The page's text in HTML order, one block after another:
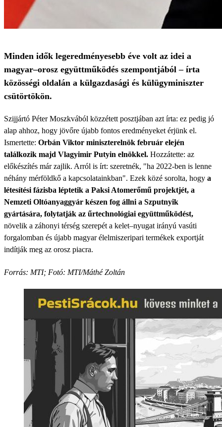
Minden idők legeredményesebb éve volt az idei a
magyar–orosz együttműködés szempontjából – írta
közösségi oldalán a külgazdasági és külügyminiszter
csütörtökön.
Szijjártó Péter Moszkvából közzétett posztjában azt írta: ez pedig jó
alap ahhoz, hogy jövőre újabb fontos eredményeket érjünk el.
Ismertette: Orbán Viktor miniszterelnök február elején
találkozik majd Vlagyimir Putyin elnökkel. Hozzátette: az
előkészítés már zajlik. Arról is írt: szeretnék, "ha 2022-ben is lenne
néhány mérföldkő a kapcsolatainkban". Ezek közé sorolta, hogy a
létesítési fázisba léptetik a Paksi Atomerőmű projektjét, a
Nemzeti Oltóanyaggyár készen fog állni a Szputnyik
gyártására, folytatják az űrtechnológiai együttműködést,
növelik a záhonyi térség szerepét a kelet–nyugat irányú vasúti
forgalomban és újabb magyar élelmiszeripari termékek exportját
indítják meg az orosz piacra.
Forrás: MTI; Fotó: MTI/Máthé Zoltán